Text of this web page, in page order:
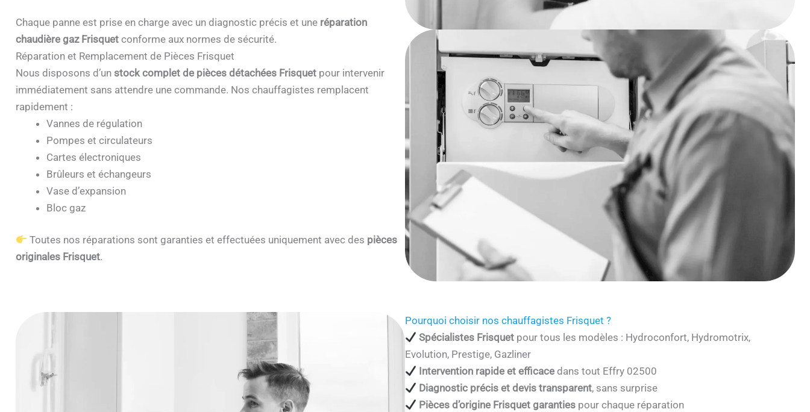
Chaque panne est prise en charge avec un diagnostic précis et une réparation
chaudière gaz Frisquetconforme aux normes de sécurité.
Réparation et Remplacement de Pièces Frisquet
Nous disposons d’un stock complet de pièces détachées Frisquetpour intervenir
immédiatement sans attendre une commande. Nos chauffagistes remplacent
rapidement :
Vannes de régulation
Pompes et circulateurs
Cartes électroniques
Brûleurs et échangeurs
Vase d’expansion
Bloc gaz
Toutes nos réparations sont garanties et effectuées uniquement avec des pièces
originales Frisquet.
Pourquoi choisir nos chauffagistes Frisquet ?
Spécialistes Frisquet pour tous les modèles : Hydroconfort, Hydromotrix,
Evolution, Prestige, Gazliner
Intervention rapide et efficace dans tout Effry 02500
Diagnostic précis et devis transparent, sans surprise
Pièces d’origine Frisquet garanties pour chaque réparation